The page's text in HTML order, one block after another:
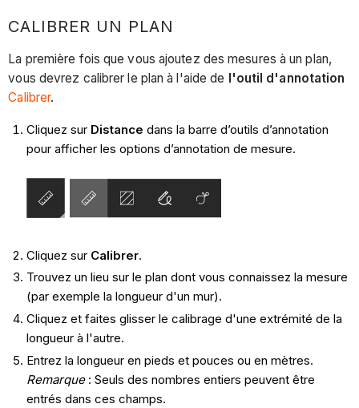
CALIBRER UN PLAN
La première fois que vous ajoutez des mesures à un plan,
vous devrez calibrer le plan à l'aide de l'outil d'annotation
Calibrer.
Cliquez sur Distance dans la barre d’outils d’annotation
pour afficher les options d’annotation de mesure.
Cliquez sur Calibrer.
Trouvez un lieu sur le plan dont vous connaissez la mesure
(par exemple la longueur d'un mur).
Cliquez et faites glisser le calibrage d'une extrémité de la
longueur à l'autre.
Entrez la longueur en pieds et pouces ou en mètres.
Remarque: Seuls des nombres entiers peuvent être
entrés dans ces champs.